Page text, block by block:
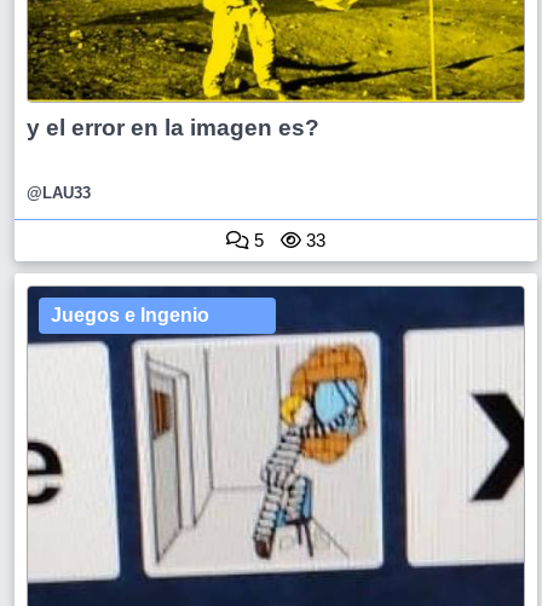
y el error en la imagen es?
@LAU33
5 33
Juegos e Ingenio